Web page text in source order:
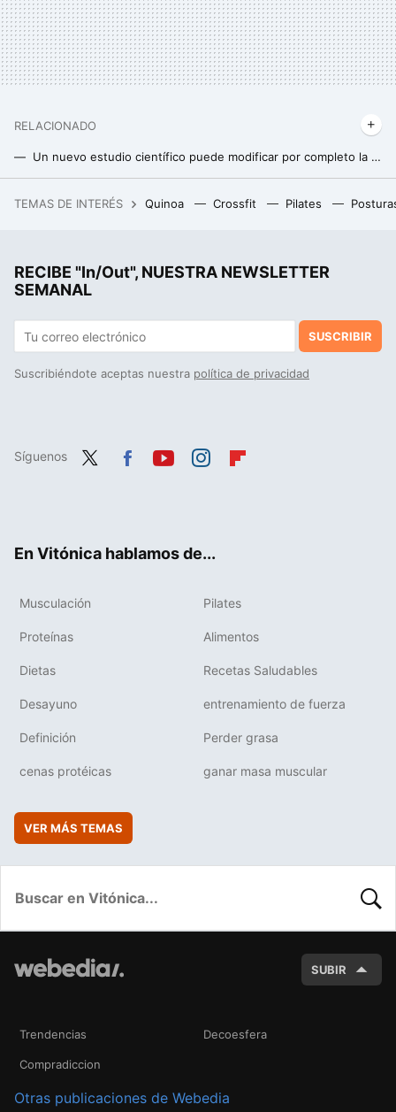
RELACIONADO
Un nuevo estudio científico puede modificar por completo la forma en que tomamos proteína después de entrenar
TEMAS DE INTERÉS Quinoa Crossfit Pilates
RECIBE "In/Out", NUESTRA NEWSLETTER
SEMANAL
SUSCRIBIR
Suscribiéndote aceptas nuestra política de privacidad
Síguenos
En Vitónica hablamos de...
Musculación Pilates
Proteínas Alimentos
Dietas Recetas Saludables
Desayuno entrenamiento de fuerza
Definición Perder grasa
cenas protéicas ganar masa muscular
VER MÁS TEMAS
SUBIR
Trendencias Decoesfera
Compradiccion
Otras publicaciones de Webedia